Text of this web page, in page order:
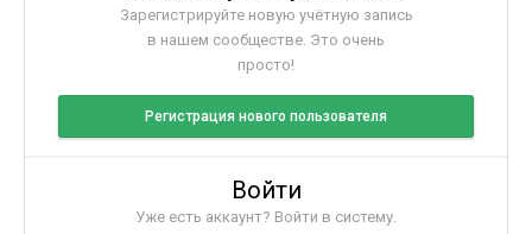
Зарегистрируйте новую учётную запись
в нашем сообществе. Это очень
просто!
Регистрация нового пользователя
Войти
Уже есть аккаунт? Войти в систему.